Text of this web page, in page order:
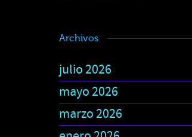
Archivos
julio 2026
mayo 2026
marzo 2026